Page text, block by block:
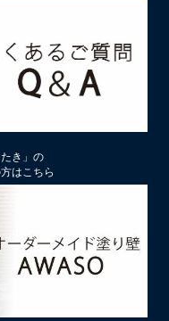
たき」の
はこちら